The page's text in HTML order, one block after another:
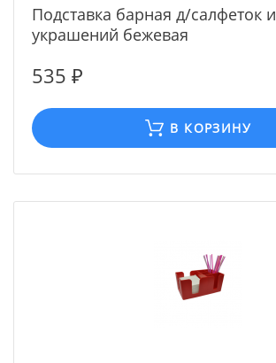
Подставка барная д/салфеток и
украшений бежевая
535 ₽
В КОРЗИНУ